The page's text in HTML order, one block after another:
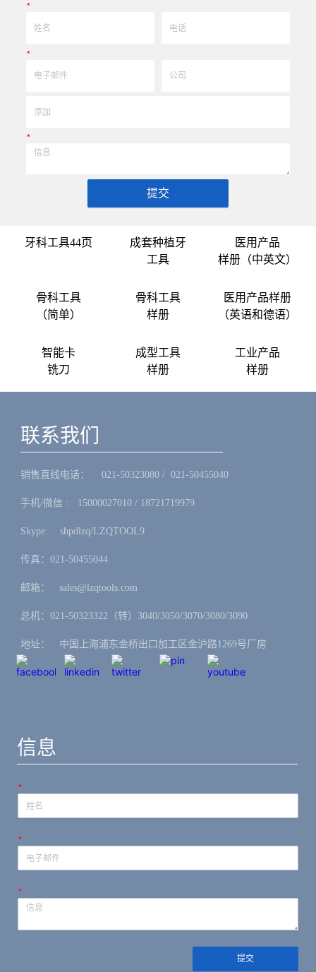
*
*
*
提交
牙科工具44页
成套种植牙
工具
医用产品
样册（中英文）
骨科工具
（简单）
骨科工具
样册
医用产品样册
（英语和德语）
智能卡
铣刀
成型工具
样册
工业产品
样册
联系我们
销售直线电话：ㅤ 021-50323080 / 021-50455040
手机/微信 :ㅤ15000027010 / 18721719979
Skype: ㅤshpdlzq/LZQTOOL9
传真：021-50455044
邮箱：ㅤsales@lzqtools.com
总机：021-50323322（转）3040/3050/3070/3080/3090
地址：ㅤ中国上海浦东金桥出口加工区金沪路1269号厂房
信息
*
*
*
提交